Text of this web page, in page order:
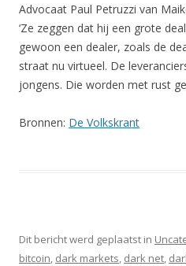
Advocaat Paul Petruzzi van
‘Ze zeggen dat hij een grote
gewoon een dealer, zoals de
straat nu virtueel. De
jongens. Die worden met rust
Bronnen: De Volkskrant
Dit bericht werd geplaatst in
bitcoin, dark markets, dark net,